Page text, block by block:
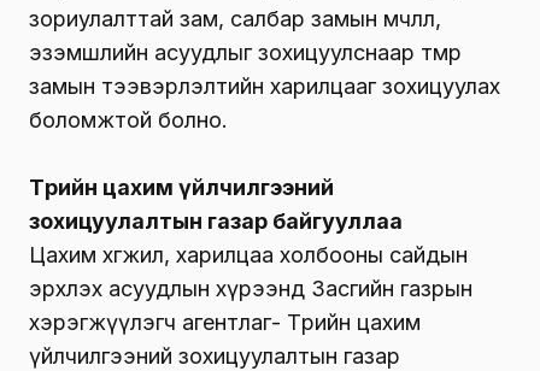
зориулалттай зам, салбар замын өмчлөл,
эзэмшлийн асуудлыг зохицуулснаар төмөр
замын тээвэрлэлтийн харилцааг зохицуулах
боломжтой болно.
Төрийн цахим үйлчилгээний
зохицуулалтын газар байгууллаа
Цахим хөгжил, харилцаа холбооны сайдын
эрхлэх асуудлын хүрээнд Засгийн газрын
хэрэгжүүлэгч агентлаг- Төрийн цахим
үйлчилгээний зохицуулалтын газар